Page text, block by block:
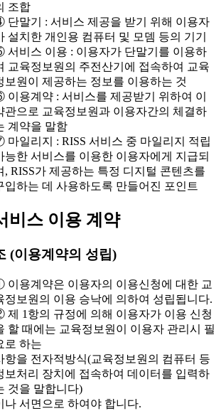
조합
단말기 : 서비스 제공을 받기 위해 이용자
설치한 개인용 컴퓨터 및 모뎀 등의 기기
서비스 이용 : 이용자가 단말기를 이용하
교육정보원의 주전산기에 접속하여 교육
보원이 제공하는 정보를 이용하는 것
이용계약 : 서비스를 제공받기 위하여 이
관으로 교육정보원과 이용자간의 체결하
계약을 말함
마일리지 : RISS 서비스 중 마일리지 적립
능한 서비스를 이용한 이용자에게 지급되
, RISS가 제공하는 특정 디지털 콘텐츠를
입하는 데 사용하도록 만들어진 포인트
비스 이용 계약
(이용계약의 성립)
이용계약은 이용자의 이용신청에 대한 교
정보원의 이용 승낙에 의하여 성립됩니다.
제 1항의 규정에 의해 이용자가 이용 신청
할 때에는 교육정보원이 이용자 관리시 필
로 하는
항을 전자적방식(교육정보원의 컴퓨터 등
보처리 장치에 접속하여 데이터를 입력하
것을 말합니다)
나 서면으로 하여야 합니다.